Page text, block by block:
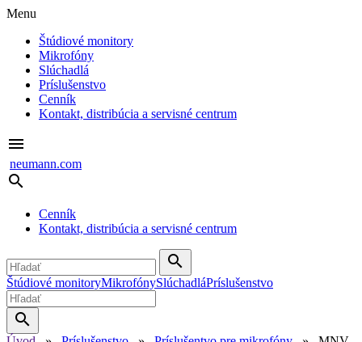
Menu
Štúdiové monitory
Mikrofóny
Slúchadlá
Príslušenstvo
Cenník
Kontakt, distribúcia a servisné centrum
menu
neumann.com
search
Cenník
Kontakt, distribúcia a servisné centrum
search
Štúdiové monitoryMikrofónySlúchadláPríslušenstvo
search